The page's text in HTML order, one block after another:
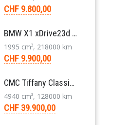
CHF 9.800,00
BMW X1 xDrive23d E84 204 PS Steptronic Panorama Navi Leder PDC 2011
1995 cm³, 218000 km
CHF 9.900,00
CMC Tiffany Classic Coupé Neoklassiker 5.0 V8 1991
4940 cm³, 128000 km
CHF 39.900,00